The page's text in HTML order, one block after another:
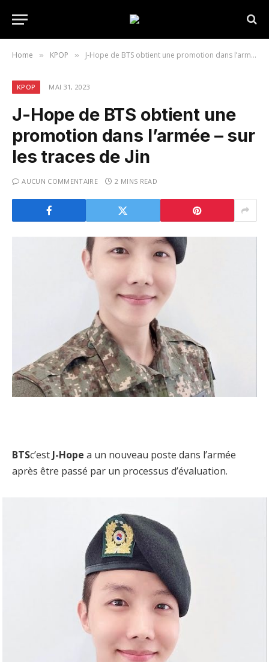
Home » KPOP » J-Hope de BTS obtient une promotion dans l’armée – sur les traces de Jin
KPOP MAI 31, 2023
J-Hope de BTS obtient une
promotion dans l’armée – sur
les traces de Jin
AUCUN COMMENTAIRE 2 MINS READ
BTSc’est J-Hope a un nouveau poste dans l’armée
après être passé par un processus d’évaluation.